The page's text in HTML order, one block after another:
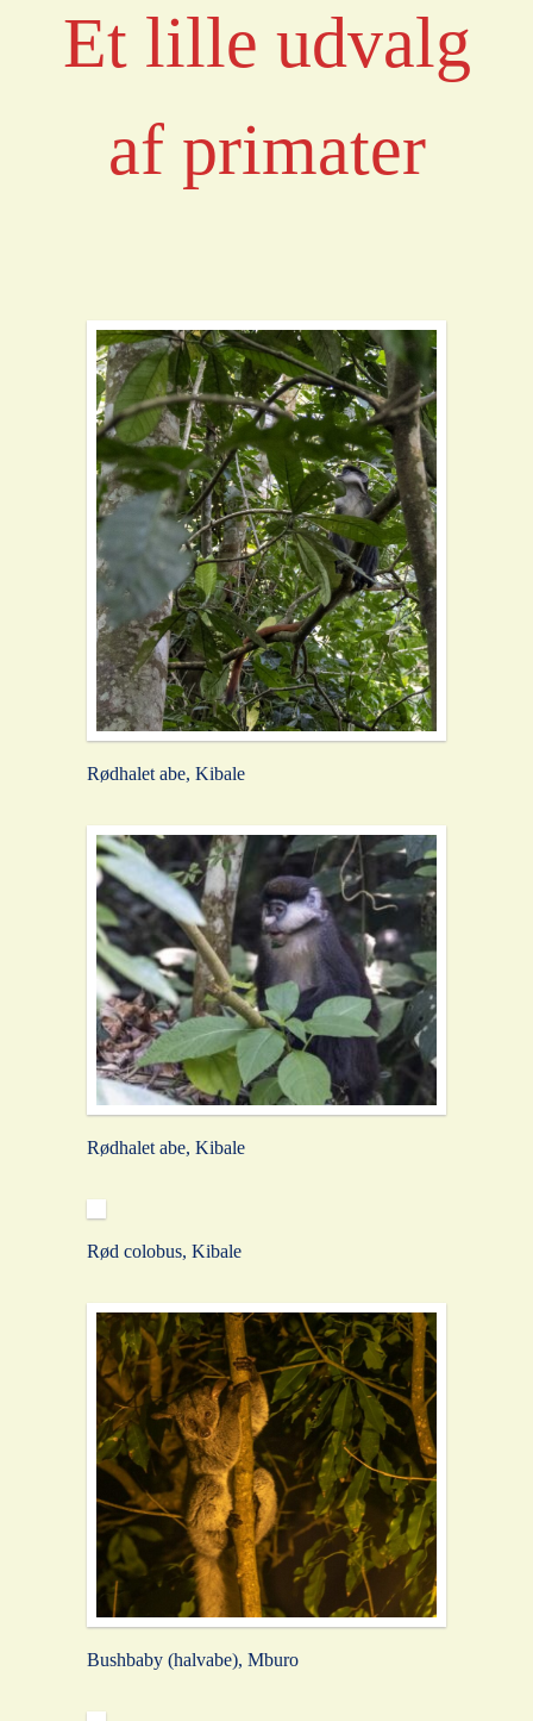
Et lille udvalg
af primater
Rødhalet abe, Kibale
Rødhalet abe, Kibale
Rød colobus, Kibale
Bushbaby (halvabe), Mburo